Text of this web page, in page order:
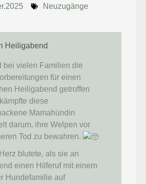
Neuzugänge
Heiligabend
bei vielen Familien die
für einen
Heiligabend getroffen
diese
Mamahündin
darum, ihre Welpen vor
Tod zu bewahren.
blutete, als sie an
einen Hilferuf mit einem
Hundefamilie auf